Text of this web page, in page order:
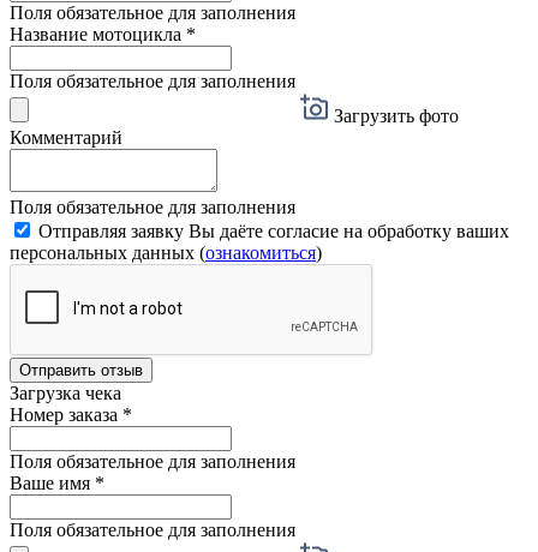
Поля обязательное для заполнения
Название мотоцикла *
Поля обязательное для заполнения
Загрузить фото
Комментарий
Поля обязательное для заполнения
Отправляя заявку Вы даёте согласие на обработку ваших
персональных данных (ознакомиться)
Отправить отзыв
Загрузка чека
Номер заказа *
Поля обязательное для заполнения
Ваше имя *
Поля обязательное для заполнения